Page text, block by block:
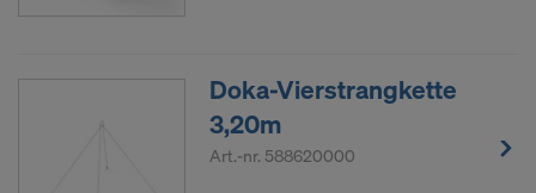
Doka-Vierstrangkette
3,20m
Art.-nr. 588620000